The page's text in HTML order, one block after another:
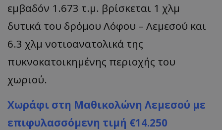
εμβαδόν 1.673 τ.μ. βρίσκεται 1 χλμ
δυτικά του δρόμου Λόφου – Λεμεσού και
6.3 χλμ νοτιοανατολικά της
πυκνοκατοικημένης περιοχής του
χωριού.
Χωράφι στη Μαθικολώνη Λεμεσού με
επιφυλασσόμενη τιμή €14.250